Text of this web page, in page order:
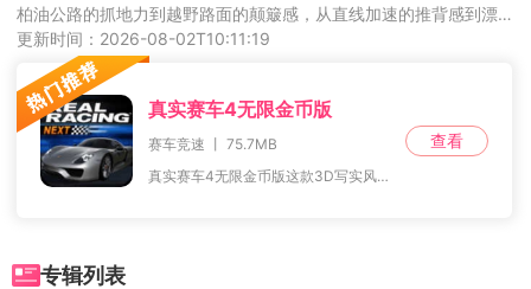
柏油公路的抓地力到越野路面的颠簸感，从直线加速的推背感到漂
移过弯的车身姿态，都力求还原真实驾驶体验。你可以体验专业赛
道的计时挑战，也可以享受野外自由驾驶的乐趣。对于车迷和追求
操作手感的玩家来说，这里的每一款游戏都能让你沉浸其中，感受
引擎的轰鸣。
更新时间：2026-08-02T10:11:19
真实赛车4无限金币版
赛车竞速 丨 75.7MB
真实赛车4无限金币版这款3D写实风格的赛车竞速游戏以其真实的赛道设计、丰富的车辆选择、细腻的画面和流畅的动画，以及易于上手的操控系统，吸引了众多赛车爱好者的喜爱
查看
专辑列表